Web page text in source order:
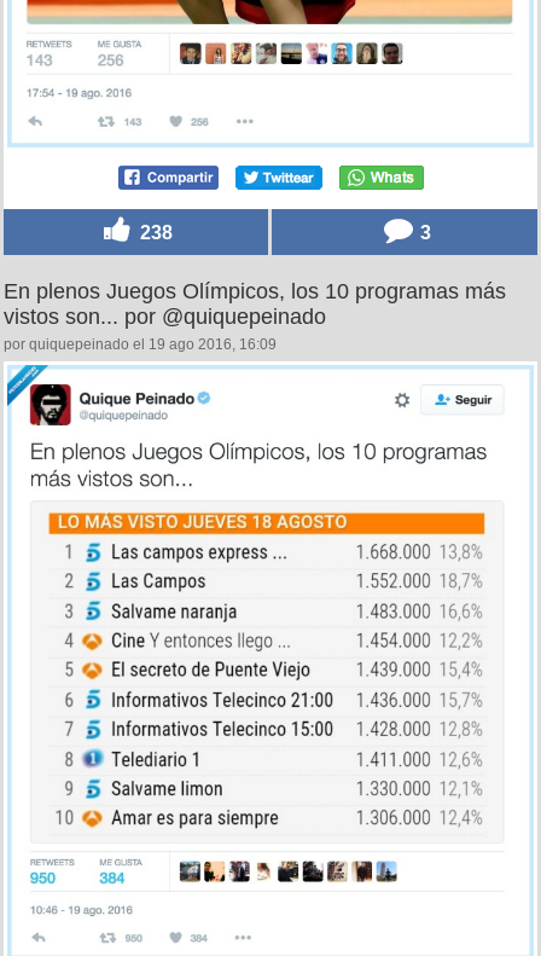
238 3
En plenos Juegos Olímpicos, los 10 programas más
vistos son... por @quiquepeinado
por quiquepeinado el 19 ago 2016, 16:09